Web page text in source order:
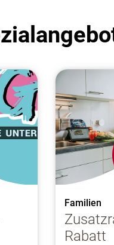
Familien
Rabatt